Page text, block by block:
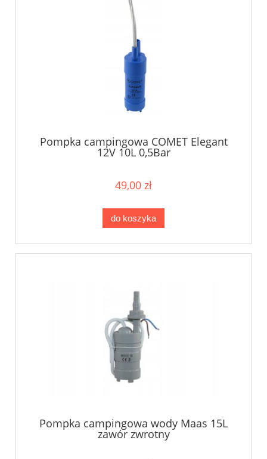
Pompka campingowa COMET Elegant
12V 10L 0,5Bar
49,00 zł
do koszyka
Pompka campingowa wody Maas 15L
zawór zwrotny